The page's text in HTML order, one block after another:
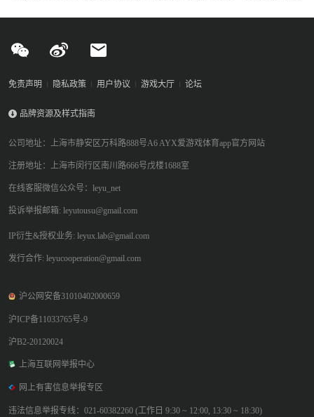
免责声明 隐私政策 用户协议 游戏大厅 论坛
品牌资源及样式指南
公司地址：上海市静安区万科路888号A6 AYX爱游戏体育app官方网站
注册地址：上海市闵行区南川路666号戊楼1688室
在线客服微信公众号：leyu_net
投诉举报邮箱: leyutousu@gmail.com
IP衍生&授权业务: leyux.lab@gmail.com
发行合作: leyucooperation@gmail.com
沪公网安备31010402000659
沪ICP备11033765号-9
沪B2-20120024
上海互联网举报中心
网上有害信息举报专区
违法信息举报专线：021-60382260 (工作日 9:30 ~ 12:00, 13:30 ~ 18:30)